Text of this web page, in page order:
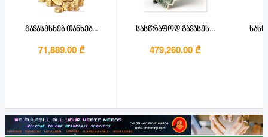
გავასესხებ თანხებ...
71,889.00 ₾
სასწრაფოდ გავასეს...
479,260.00 ₾